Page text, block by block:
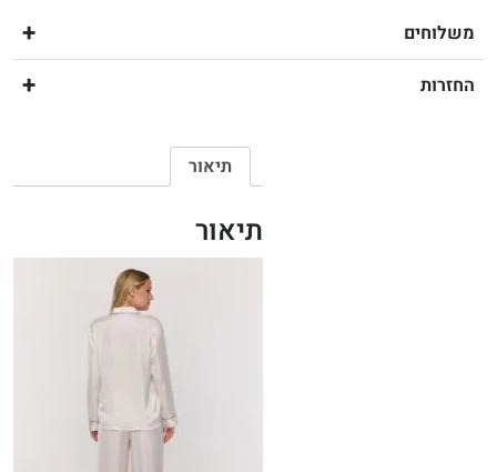
משלוחים
החזרות
תיאור
תיאור